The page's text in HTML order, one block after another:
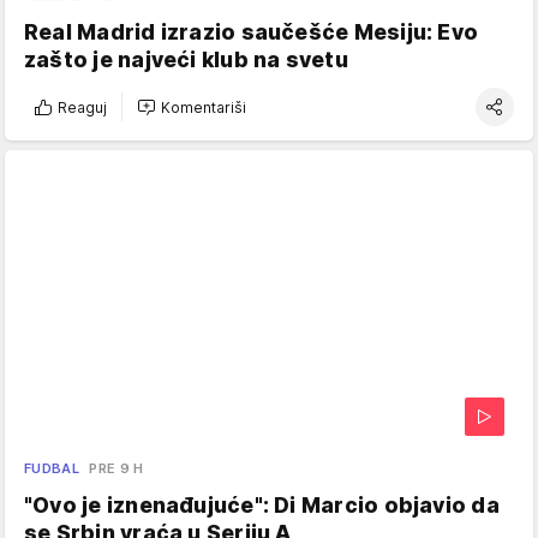
Real Madrid izrazio saučešće Mesiju: Evo
zašto je najveći klub na svetu
Reaguj Komentariši
FUDBAL PRE 9 H
"Ovo je iznenađujuće": Di Marcio objavio da
se Srbin vraća u Seriju A